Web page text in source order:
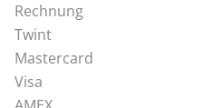
Rechnung
Twint
Mastercard
Visa